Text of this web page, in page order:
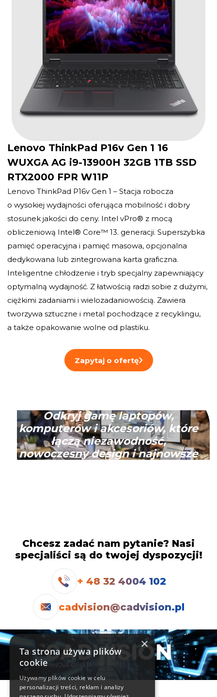
Lenovo ThinkPad P16v Gen 1 16
WUXGA AG i9-13900H 32GB 1TB SSD
RTX2000 FPR W11P
Lenovo ThinkPad P16v Gen 1 – Stacja robocza
o wysokiej wydajności oferująca mobilność i dobry
stosunek jakości do ceny. Intel vPro® z mocą
obliczeniową Intel® Core™ 13. generacji. Superszybka
pamięć operacyjna i pamięć masowa, opcjonalna
dedykowana lub zintegrowana karta graficzna.
Inteligentne chłodzenie i tryb specjalny zapewniający
optymalną wydajność. Z łatwością radzi sobie z dużymi,
ciężkimi zadaniami i wielozadaniowością. Zawiera
tworzywa sztuczne i metal pochodzące z recyklingu,
a także opakowanie wolne od plastiku.
Zapytaj o ofertę
Odkryj gamę laptopów,
komputerów i akcesoriów, które
łączą niezawodność,
nowoczesny design i najnowsze
Chcesz zadać nam pytanie? Nasi
specjaliści są do twojej dyspozycji!
+ 48 32 4004 102
cadvision@cadvision.pl
Informacje
×
Ta strona używa plików
cookie
Używamy plików cookie w celu
personalizacji treści, reklam i analizy